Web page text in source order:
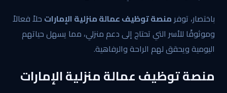
باختصار، توفرمنصة توظيف عمالة منزلية الإمارات حلاً فعالاً
وموثوقًا للأسر التي تحتاج إلى دعم منزلي، مما يسهل حياتهم
اليومية ويحقق لهم الراحة والرفاهية.
منصة توظيف عمالة منزلية الإمارات